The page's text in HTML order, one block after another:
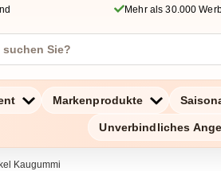
Mehr als 30.000
Markenprodukte
Unverbindliches
Kaugummi